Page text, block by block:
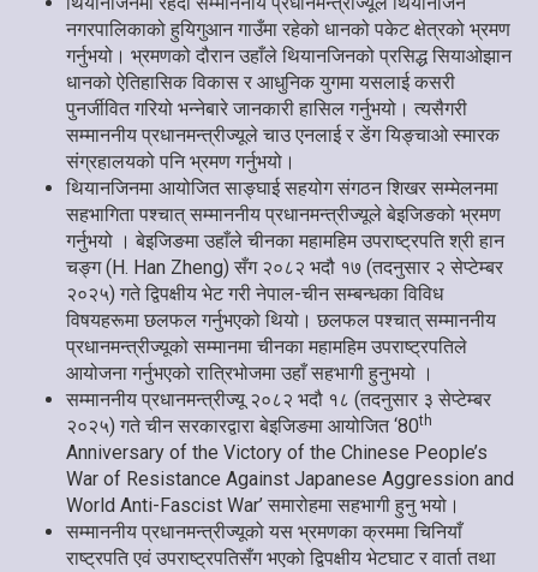
नगरपालिकाको हुयिगुआन गाउँमा रहेको धानको पकेट क्षेत्रको भ्रमण
गर्नुभयो। भ्रमणको दौरान उहाँले थियानजिनको प्रसिद्ध सियाओझान
धानको ऐतिहासिक विकास र आधुनिक युगमा यसलाई कसरी
पुनर्जीवित गरियो भन्नेबारे जानकारी हासिल गर्नुभयो। त्यसैगरी
सम्माननीय प्रधानमन्त्रीज्यूले चाउ एनलाई र डेंग यिङ्चाओ स्मारक
संग्रहालयको पनि भ्रमण गर्नुभयो।
थियानजिनमा आयोजित साङ्घाई सहयोग संगठन शिखर सम्मेलनमा
सहभागिता पश्चात् सम्माननीय प्रधानमन्त्रीज्यूले बेइजिङको भ्रमण
गर्नुभयो । बेइजिङमा उहाँले चीनका महामहिम उपराष्ट्रपति श्री हान
चङ्ग (H. Han Zheng) सँग २०८२ भदौ १७ (तदनुसार २ सेप्टेम्बर
२०२५) गते द्विपक्षीय भेट गरी नेपाल-चीन सम्बन्धका विविध
विषयहरूमा छलफल गर्नुभएको थियो। छलफल पश्चात् सम्माननीय
प्रधानमन्त्रीज्यूको सम्मानमा चीनका महामहिम उपराष्ट्रपतिले
आयोजना गर्नुभएको रात्रिभोजमा उहाँ सहभागी हुनुभयो ।
सम्माननीय प्रधानमन्त्रीज्यू २०८२ भदौ १८ (तदनुसार ३ सेप्टेम्बर
२०२५) गते चीन सरकारद्वारा बेइजिङमा आयोजित ‘80th
Anniversary of the Victory of the Chinese People’s
War of Resistance Against Japanese Aggression and
World Anti-Fascist War’ समारोहमा सहभागी हुनु भयो।
सम्माननीय प्रधानमन्त्रीज्यूको यस भ्रमणका क्रममा चिनियाँ
राष्ट्रपति एवं उपराष्ट्रपतिसँग भएको द्विपक्षीय भेटघाट र वार्ता तथा